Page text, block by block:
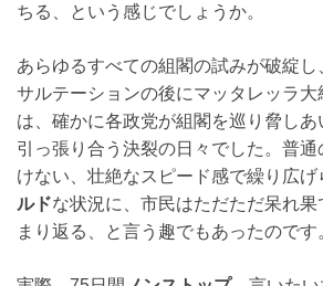
ちる、という感じでしょうか。
あらゆるすべての組閣の試みが破綻
サルテーションの後にマッタレッラ
は、確かに各政党が組閣を巡り脅し
引っ張り合う決裂の日々でした。普
けない、壮絶なスピード感で繰り広げ
ルドな状況に、市民はただただ呆れ
まり返る、と言う趣でもあったのです